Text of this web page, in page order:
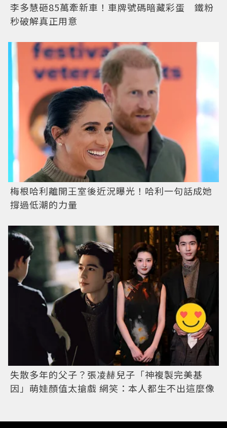
李多慧砸85萬牽新車！車牌號碼暗藏彩蛋 鐵粉
秒破解真正用意
梅根哈利離開王室後近況曝光！哈利一句話成她
撐過低潮的力量
失散多年的父子？張凌赫兒子「神複製完美基
因」萌娃顏值太搶戲 網笑：本人都生不出這麼像